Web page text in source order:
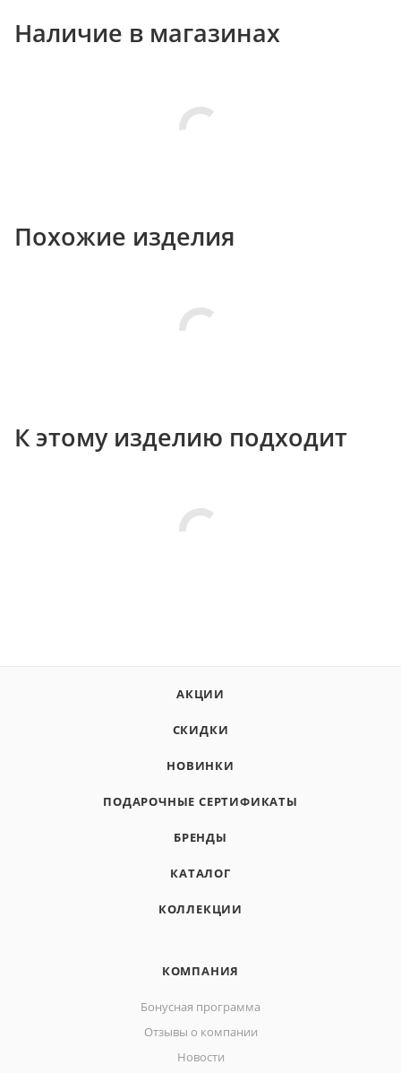
Наличие в магазинах
Похожие изделия
К этому изделию подходит
АКЦИИ
СКИДКИ
НОВИНКИ
ПОДАРОЧНЫЕ СЕРТИФИКАТЫ
БРЕНДЫ
КАТАЛОГ
КОЛЛЕКЦИИ
КОМПАНИЯ
Бонусная программа
Отзывы о компании
Новости